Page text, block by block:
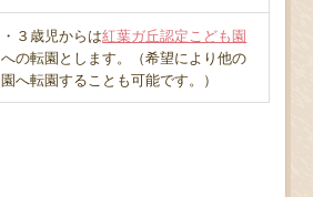
・３歳児からは紅葉ガ丘認定こども園
への転園とします。（希望により他の
園へ転園することも可能です。）